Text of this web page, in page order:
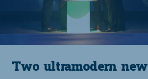
Two ultramodern